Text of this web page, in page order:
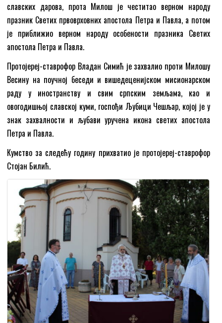
славских дарова, прота Милош је честитао верном народу
празник Светих првоврховних апостола Петра и Павла, а потом
је приближио верном народу особености празника Светих
апостола Петра и Павла.
Протојереј-ставрофор Владан Симић је захвалио проти Милошу
Весину на поучној беседи и вишедеценијском мисионарском
раду у иностранству и свим српским земљама, као и
овогодишњој славској куми, госпођи Љубици Чешљар, којој је у
знак захвалности и љубави уручена икона светих апостола
Петра и Павла.
Кумство за следећу годину прихватио је протојереј-ставрофор
Стојан Билић.